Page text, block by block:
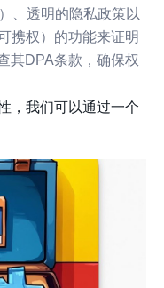
、透明的隐私政策以
携权）的功能来证明
其DPA条款，确保权
，我们可以通过一个